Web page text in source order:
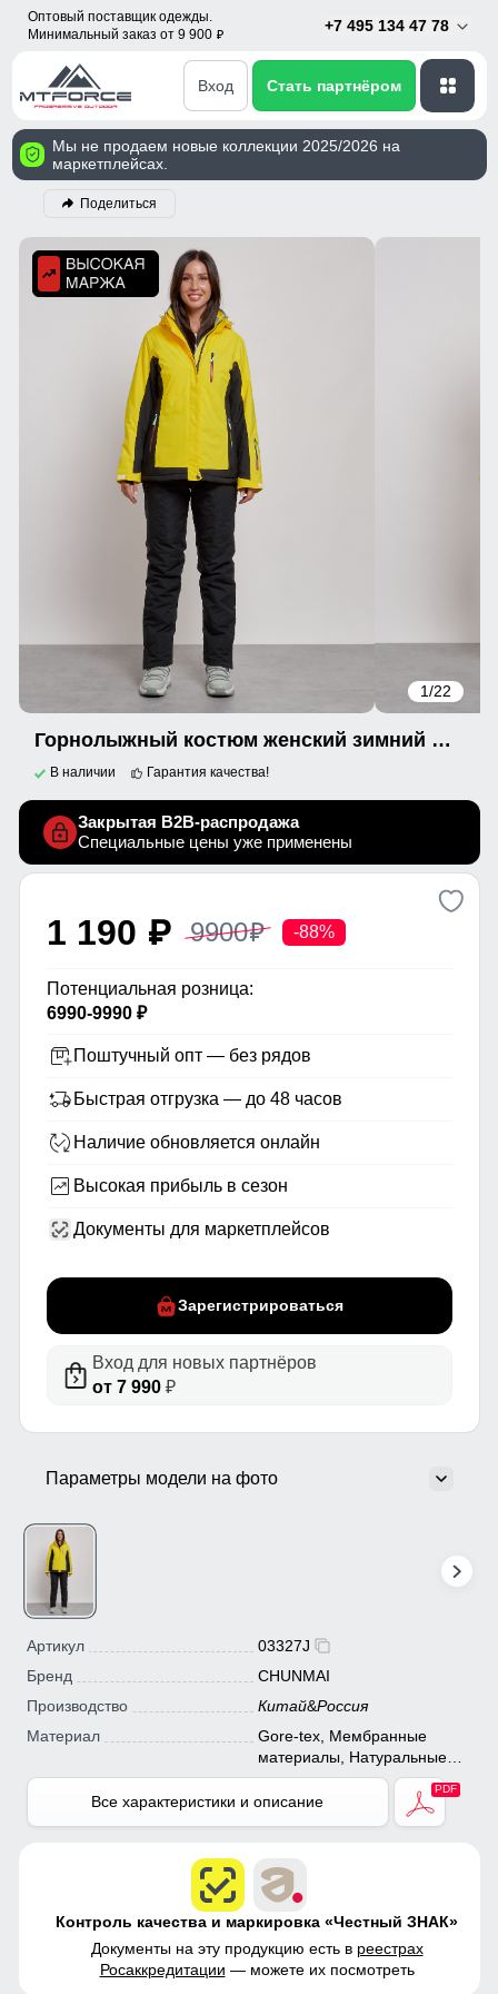
Оптовый поставщик одежды.
Минимальный заказ от 9 900 p
+7 495 134 47 78
Вход Стать партнёром
Мы не продаем новые коллекции 2025/2026 на
маркетплейсах.
Поделиться
1/22
Горнолыжный костюм женский зимний желтого цвета 03327J
В наличии Гарантия качества!
Закрытая B2B-распродажа
Специальные цены уже применены
1 190 p 9900p -88%
Потенциальная розница:
6990-9990 ₽
Поштучный опт — без рядов
Быстрая отгрузка — до 48 часов
Наличие обновляется онлайн
Высокая прибыль в сезон
Документы для маркетплейсов
Зарегистрироваться
Вход для новых партнёров
от 7 990₽
Параметры модели на фото
Артикул
03327J
Бренд
CHUNMAI
Производство
Китай&Россия
Материал
Gore-tex, Мембранные
материалы, Натуральные
материалы, Полиэстер,
Плащевка, Тефлон, Болонь,
Экологичные материалы
Все характеристики и описание
Контроль качества и маркировка «Честный ЗНАК»
Документы на эту продукцию есть в реестрах
Росаккредитации — можете их посмотреть